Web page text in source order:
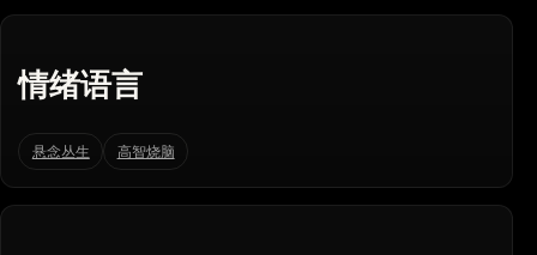
情绪语言
悬念丛生 高智烧脑